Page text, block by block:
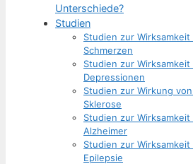
Unterschiede?
Studien
Studien zur Wirksamkeit
Schmerzen
Studien zur Wirksamkeit
Depressionen
Studien zur Wirkung
Sklerose
Studien zur Wirksamkeit
Alzheimer
Studien zur Wirksamkeit
Epilepsie